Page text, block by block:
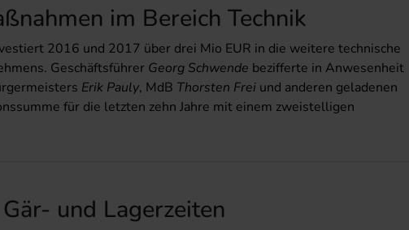
im Bereich Technik
2016 und 2017 über drei Mio EUR in die weitere technische
Geschäftsführer Georg Schwende bezifferte in Anwesenheit
Erik Pauly, MdB Thorsten Frei und anderen geladenen
für die letzten zehn Jahre mit einem zweistelligen
und Lagerzeiten